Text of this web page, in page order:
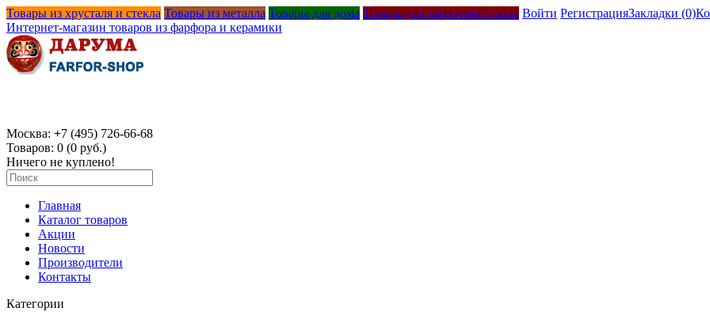
Товары из хрусталя и стекла Товары из металла Товары для дома Товары для бара и ресторана Войти РегистрацияЗакладки (0)
Интернет-магазин товаров из фарфора и керамики
Москва: +7 (495) 726-66-68
Товаров: 0 (0 руб.)
Ничего не куплено!
Главная
Каталог товаров
Акции
Новости
Производители
Контакты
Категории